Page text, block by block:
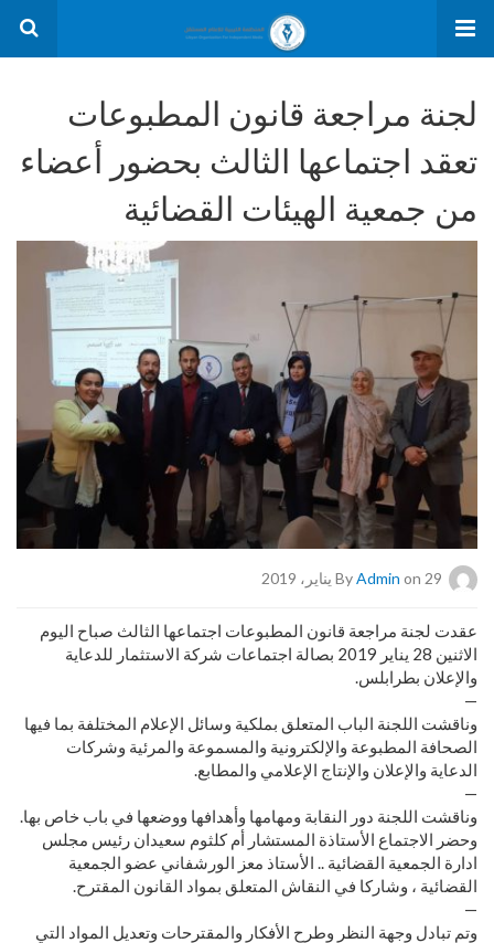
لجنة مراجعة قانون المطبوعات
تعقد اجتماعها الثالث بحضور أعضاء
من جمعية الهيئات القضائية
By Admin on 29 يناير، 2019
عقدت لجنة مراجعة قانون المطبوعات اجتماعها الثالث صباح اليوم
الاثنين 28 يناير 2019 بصالة اجتماعات شركة الاستثمار للدعاية
والإعلان بطرابلس.
—
وناقشت اللجنة الباب المتعلق بملكية وسائل الإعلام المختلفة بما فيها
الصحافة المطبوعة والإلكترونية والمسموعة والمرئية وشركات
الدعاية والإعلان والإنتاج الإعلامي والمطابع.
—
وناقشت اللجنة دور النقابة ومهامها وأهدافها ووضعها في باب خاص بها.
وحضر الاجتماع الأستاذة المستشار أم كلثوم سعيدان رئيس مجلس
ادارة الجمعية القضائية .. الأستاذ معز الورشفاني عضو الجمعية
القضائية ، وشاركا في النقاش المتعلق بمواد القانون المقترح.
—
وتم تبادل وجهة النظر وطرح الأفكار والمقترحات وتعديل المواد التي